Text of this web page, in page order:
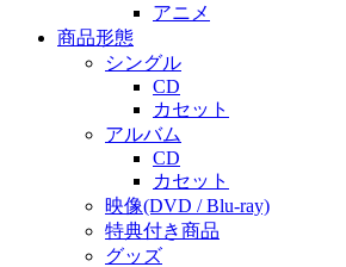
アニメ
商品形態
シングル
CD
カセット
アルバム
CD
カセット
映像(DVD / Blu-ray)
特典付き商品
グッズ